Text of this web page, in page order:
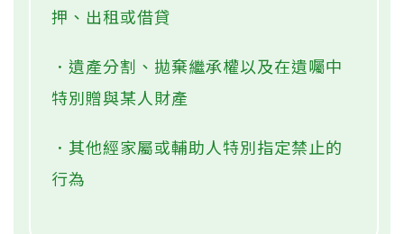
押、出租或借貸
．遺產分割、拋棄繼承權以及在遺囑中
特別贈與某人財產
．其他經家屬或輔助人特別指定禁止的
行為